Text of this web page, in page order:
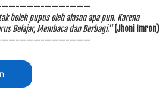
boleh pupus oleh alasan apa pun. Karena
Belajar, Membaca dan Berbagi." (Jhoni Imron)